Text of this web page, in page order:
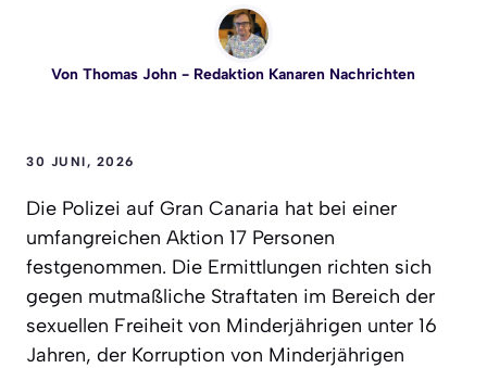
Von Thomas John- Redaktion Kanaren Nachrichten
30 JUNI, 2026
Die Polizei auf Gran Canaria hat bei einer
umfangreichen Aktion 17 Personen
festgenommen. Die Ermittlungen richten sich
gegen mutmaßliche Straftaten im Bereich der
sexuellen Freiheit von Minderjährigen unter 16
Jahren, der Korruption von Minderjährigen